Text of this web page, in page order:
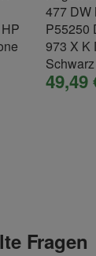
477 DW
P55250
973 X K
Schwarz
49,49
Fragen